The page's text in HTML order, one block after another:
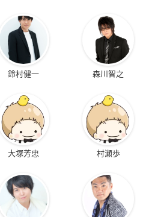
鈴村健一 森川智之
大塚芳忠 村瀬歩